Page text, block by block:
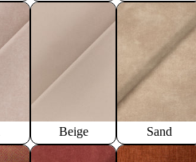
Beige Sand